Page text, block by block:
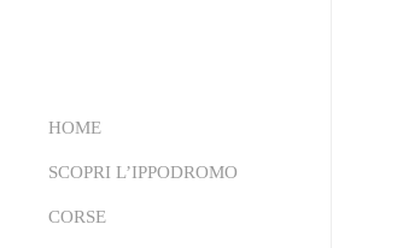
HOME
SCOPRI L’IPPODROMO
Chi Siamo
CORSE